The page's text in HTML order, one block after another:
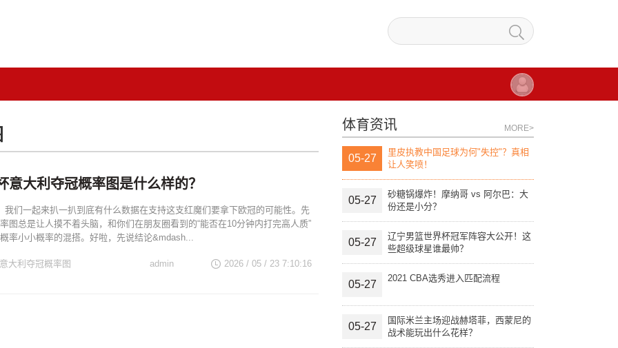
意大利夺冠概率图是什么样的？
我们一起来扒一扒到底有什么数据在支持这支红魔们要拿下欧冠的可能性。先
图总是让人摸不着头脑，和你们在朋友圈看到的“能否在10分钟内打完高人质”
率小小概率的混搭。好啦，先说结论&mdash...
大利夺冠概率图 2026 / 05 / 23 7:10:16
admin
体育资讯 MORE>
05-27
里皮执教中国足球为何"失控"？真相
让人笑喷！
05-27
砂糖锅爆炸！摩纳哥 vs 阿尔巴：大
份还是小分？
05-27
辽宁男篮世界杯冠军阵容大公开！这
些超级球星谁最帅？
05-27
2021 CBA选秀进入匹配流程
05-27
国际米兰主场迎战赫塔菲，西蒙尼的
战术能玩出什么花样？